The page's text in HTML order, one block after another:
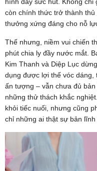
còn chính thức trở thành
thưởng xứng đáng cho nỗ
Thế nhưng, niềm vui chiến
phút chia ly đầy nước mắt.
Kim Thanh và Diệp Lục
dụng được lợi thế vóc
ấn tượng – vẫn chưa đủ
những thử thách khắc
khỏi tiếc nuối, nhưng cũng
chỉ những ai thật sự bản